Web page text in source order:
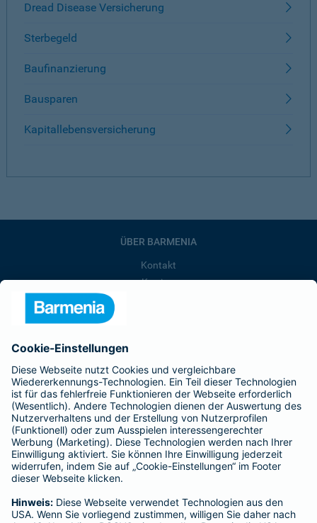
Dread Disease Versicherung
Sterbegeld
Baufinanzierung
Bausparen
Kapitallebensversicherung
ÜBER BARMENIA
Kontakt
Karriere
Affiliate-Partner werden
Barmenia ist Teil der BarmeniaGothaer
BELIEBTE SEITEN
Kranken-Zusatzversicherung
Tierversicherungen
Haftpflichtversicherung
Hausratversicherung
SERVICE